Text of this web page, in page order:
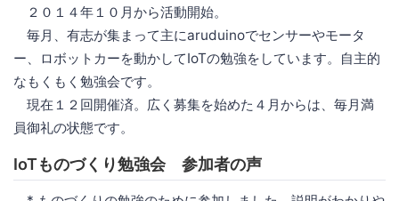
２０１４年１０月から活動開始。
毎月、有志が集まって主にaruduinoでセンサーやモータ
ー、ロボットカーを動かしてIoTの勉強をしています。自主的
なもくもく勉強会です。
現在１２回開催済。広く募集を始めた４月からは、毎月満
員御礼の状態です。
IoTものづくり勉強会 参加者の声